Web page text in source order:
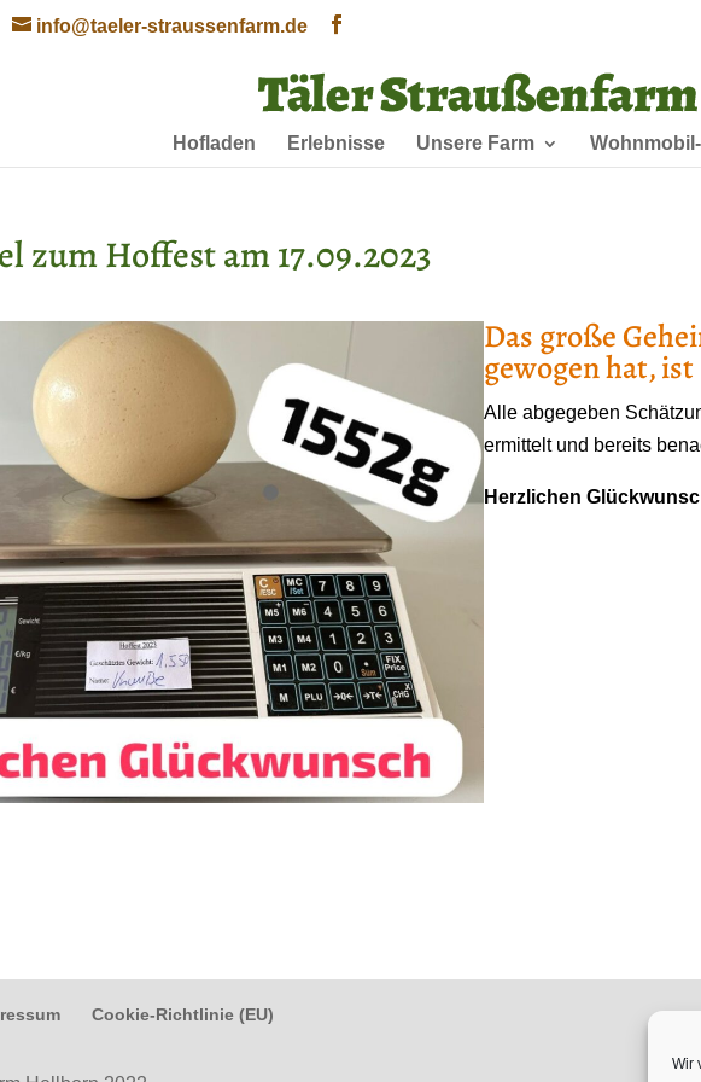
Wir
info@taeler-straussenfarm.de
Hofladen Erlebnisse Unsere Farm
zum Hoffest am 17.09.2023
Das große
gewogen hat,
Alle abgegeben
ermittelt und bereits
Herzlichen
Cookie-Richtlinie (EU)